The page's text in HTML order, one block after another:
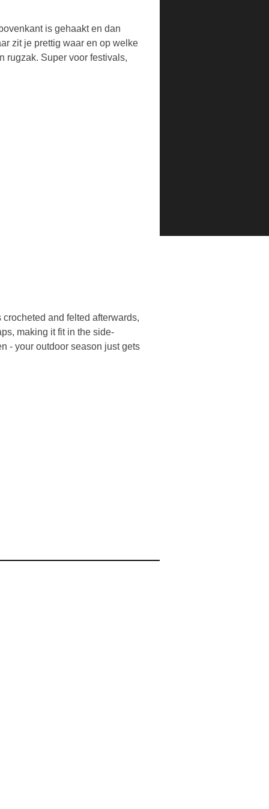
is gehaakt en dan
zit je prettig waar en op welke
rugzak. Super voor festivals,
and felted afterwards,
making it fit in the side-
- your outdoor season just gets